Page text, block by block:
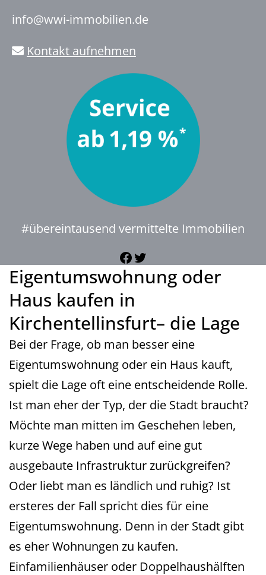
info@wwi-immobilien.de
Kontakt aufnehmen
#übereintausend vermittelte Immobilien
Facebook
Twitter
Eigentumswohnung oder
Haus kaufen in
Kirchentellinsfurt– die Lage
Bei der Frage, ob man besser eine
Eigentumswohnung oder ein Haus kauft,
spielt die Lage oft eine entscheidende Rolle.
Ist man eher der Typ, der die Stadt braucht?
Möchte man mitten im Geschehen leben,
kurze Wege haben und auf eine gut
ausgebaute Infrastruktur zurückgreifen?
Oder liebt man es ländlich und ruhig? Ist
ersteres der Fall spricht dies für eine
Eigentumswohnung. Denn in der Stadt gibt
es eher Wohnungen zu kaufen.
Einfamilienhäuser oder Doppelhaushälften